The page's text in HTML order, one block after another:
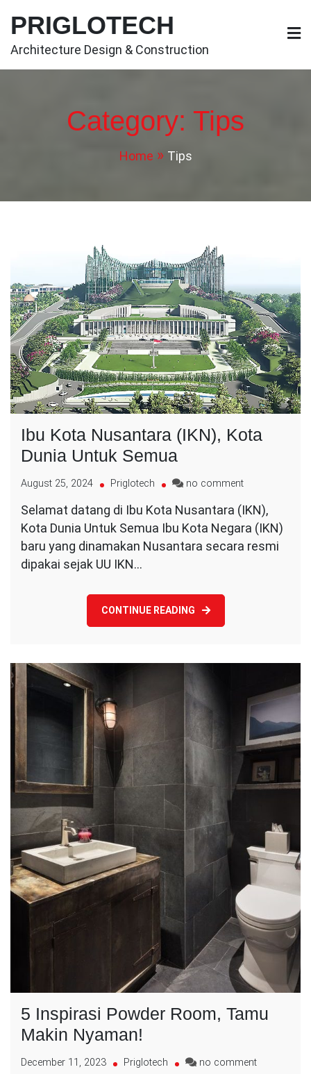
content
PRIGLOTECH
Architecture Design & Construction
Category: Tips
Home Tips
Ibu Kota Nusantara (IKN), Kota
Dunia Untuk Semua
August 25, 2024 Priglotech no commenton
Kota
Nusantara
(IKN),
Selamat datang di Ibu Kota Nusantara (IKN),
Kota Dunia Untuk Semua Ibu Kota Negara (IKN)
baru yang dinamakan Nusantara secara resmi
dipakai sejak UU IKN…
CONTINUE READING
5 Inspirasi Powder Room, Tamu
Makin Nyaman!
December 11, 2023 Priglotech no commenton